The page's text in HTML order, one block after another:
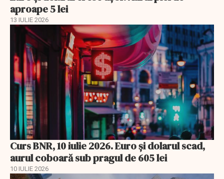
aproape 5 lei
13 IULIE 2026
Curs BNR, 10 iulie 2026. Euro și dolarul scad,
aurul coboară sub pragul de 605 lei
10 IULIE 2026